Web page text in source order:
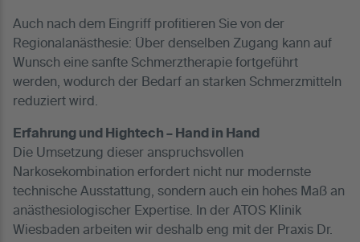
Auch nach dem Eingriff profitieren Sie von der
Regionalanästhesie: Über denselben Zugang kann auf
Wunsch eine sanfte Schmerztherapie fortgeführt
werden, wodurch der Bedarf an starken Schmerzmitteln
reduziert wird.
Erfahrung und Hightech – Hand in Hand
Die Umsetzung dieser anspruchsvollen
Narkosekombination erfordert nicht nur modernste
technische Ausstattung, sondern auch ein hohes Maß an
anästhesiologischer Expertise. In der ATOS Klinik
Wiesbaden arbeiten wir deshalb eng mit der Praxis Dr.